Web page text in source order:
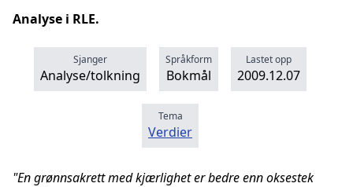
Analyse i RLE.
Sjanger
Analyse/tolkning
Språkform
Bokmål
Lastet opp
2009.12.07
Tema
Verdier
"En grønnsakrett med kjærlighet er bedre enn oksestek